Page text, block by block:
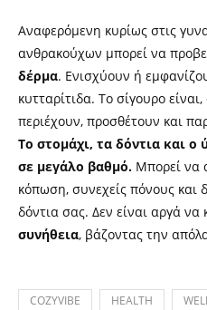
Αναφερόμενη κυρίως στις
ανθρακούχων μπορεί να
δέρμα. Ενισχύουν ή
κυτταρίτιδα. Το σίγουρο
περιέχουν, προσθέτουν και
Το στομάχι, τα δόντια και ο
σε μεγάλο βαθμό. Μπορεί να
κόπωση, συνεχείς πόνους και
δόντια σας. Δεν είναι αργά
συνήθεια, βάζοντας την
COZYVIBE HEALTH